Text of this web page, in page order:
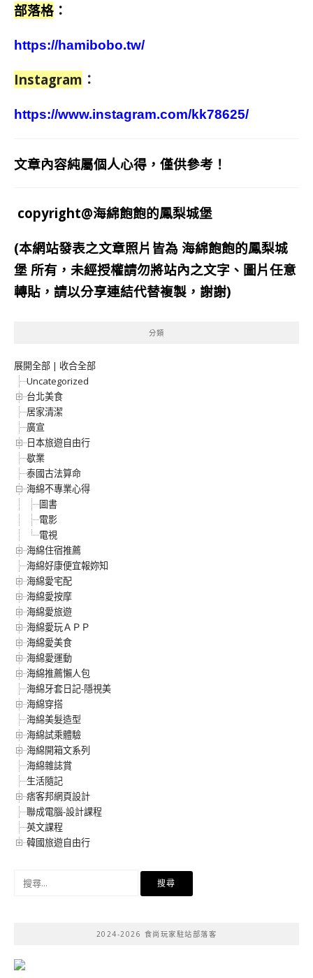
部落格 ：
https://hamibobo.tw/
Instagram ：
https://www.instagram.com/kk78625/
文章內容純屬個人心得，僅供參考！
copyright@海綿飽飽的鳳梨城堡
(本網站發表之文章照片皆為 海綿飽飽的鳳梨城
堡 所有，未經授權請勿將站內之文字、圖片任意
轉貼，請以分享連結代替複製，謝謝)
分類
展開全部 | 收合全部
Uncategorized
台北美食
居家清潔
廣宣
日本旅遊自由行
歇業
泰國古法算命
海綿不專業心得
圖書
電影
電視
海綿住宿推薦
海綿好康便宜報妳知
海綿愛宅配
海綿愛按摩
海綿愛旅遊
海綿愛玩ＡＰＰ
海綿愛美食
海綿愛運動
海綿推薦懶人包
海綿牙套日記-隱視美
海綿穿搭
海綿美髮造型
海綿試乘體驗
海綿開箱文系列
海綿雜誌賞
生活隨記
痞客邦網頁設計
聯成電腦-設計課程
英文課程
韓國旅遊自由行
2024-2026 食尚玩家駐站部落客